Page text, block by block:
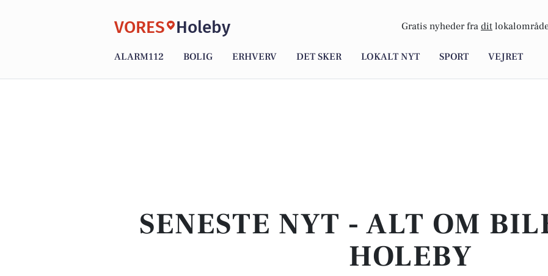
VORES Holeby Gratis nyheder fra dit
ALARM112 BOLIG ERHVERV DET SKER LOKALT NYT SPORT VEJRET
SENESTE NYT - ALT OM
HOLEBY